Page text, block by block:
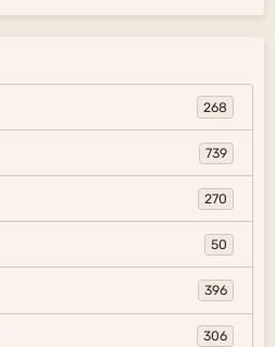
268
739
270
50
396
306